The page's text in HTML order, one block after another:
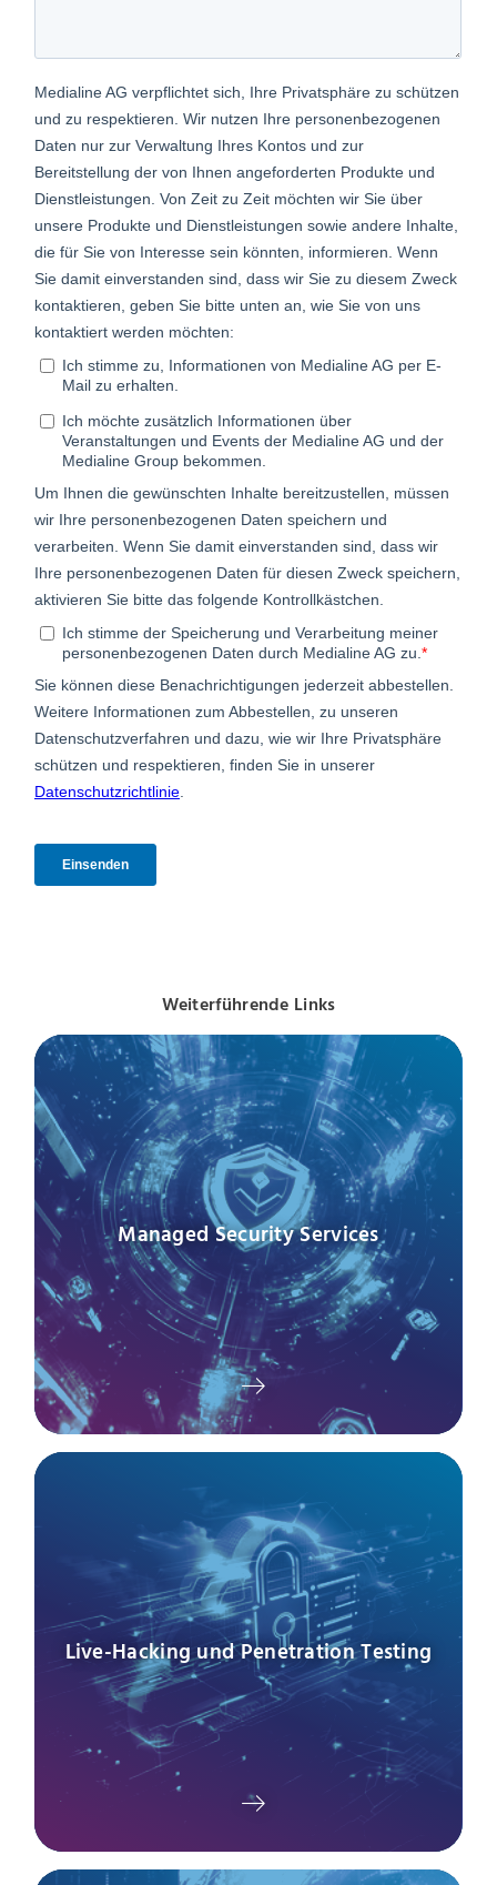
Weiterführende Links
Managed Security Services
Live-Hacking und Penetration Testing